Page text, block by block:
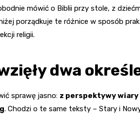
mówić o Biblii przy stole, z
porządkuje te różnice w sposób
religii.
dwa
sprawę jasno: z perspektywy wiary
. Chodzi o te same teksty – Stary i